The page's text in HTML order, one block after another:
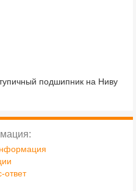
подшипник на Ниву
ответ